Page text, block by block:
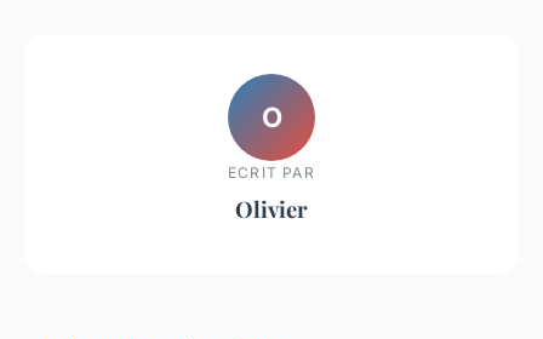
O
ECRIT PAR
Olivier